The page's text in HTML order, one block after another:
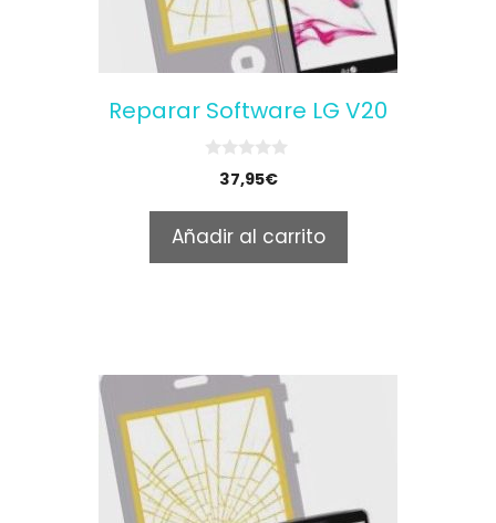
Reparar Software LG V20
o
f
5
37,95€
Añadir al carrito